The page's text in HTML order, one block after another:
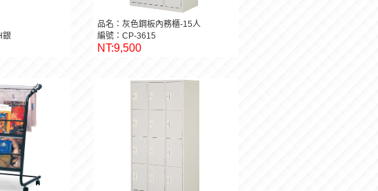
銀
品名：灰色鋼板內務櫃-15人
編號：CP-3615
NT:9,500